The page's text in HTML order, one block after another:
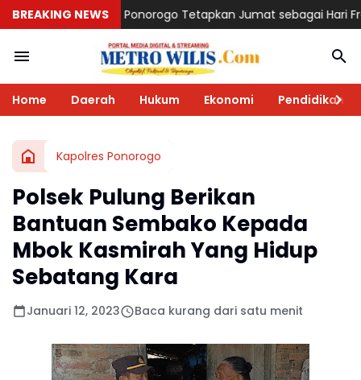
BREAKING NEWS
Ponorogo Tetapkan Jumat sebagai Hari Fraksi, Dwi Agus:
Home Daerah Hukum Ekonomi Pendidikan
Kapolres Ponorogo
Polsek Pulung Berikan
Bantuan Sembako Kepada
Mbok Kasmirah Yang Hidup
Sebatang Kara
Januari 12, 2023 Baca kurang dari satu menit